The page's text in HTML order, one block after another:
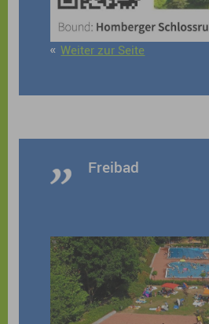
Weiter zur Seite
Freibad